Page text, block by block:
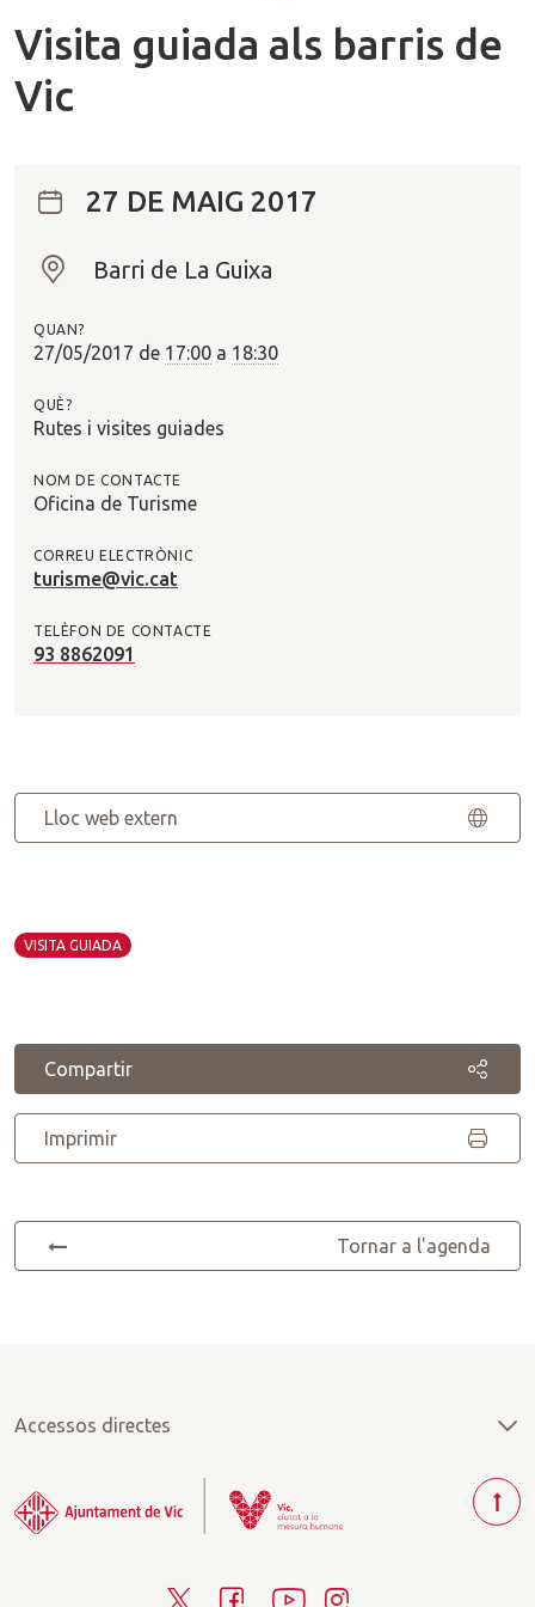
Visita guiada als barris de
Vic
27 DE MAIG 2017
O
?
Barri de La Guixa
QUAN?
27/05/2017 de 17:00 a 18:30
QUÈ?
Rutes i visites guiades
NOM DE CONTACTE
Oficina de Turisme
CORREU ELECTRÒNIC
turisme@vic.cat
TELÈFON DE CONTACTE
93 8862091
Lloc web extern
VISITA GUIADA
Compartir
Imprimir
Tornar a l'agenda
Accessos directes
Y
T